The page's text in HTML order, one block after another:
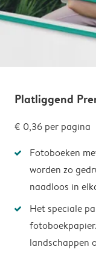
Platliggend
€ 0,36 per pagina
Fotoboeken
worden zo
naadloos in
Het speciale
landschappen